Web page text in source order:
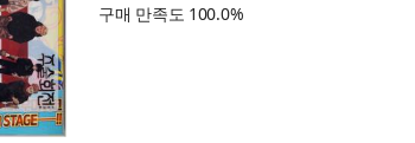
구매 만족도 100.0%